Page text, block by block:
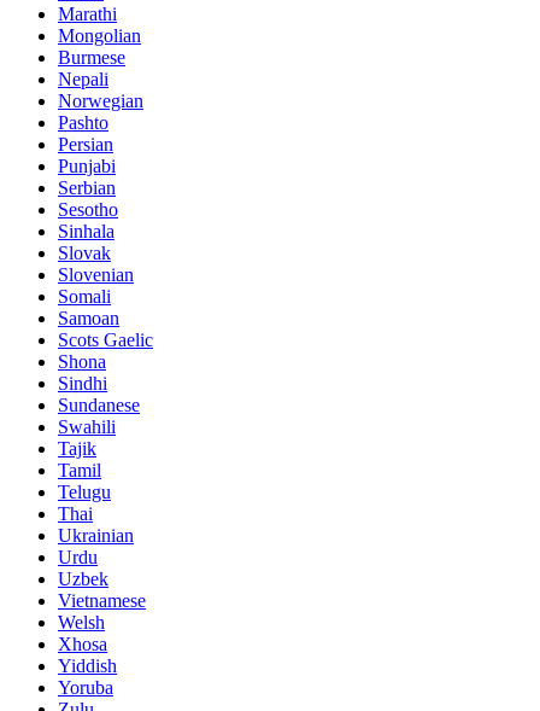
Marathi
Mongolian
Burmese
Nepali
Norwegian
Pashto
Persian
Punjabi
Serbian
Sesotho
Sinhala
Slovak
Slovenian
Somali
Samoan
Scots Gaelic
Shona
Sindhi
Sundanese
Swahili
Tajik
Tamil
Telugu
Thai
Ukrainian
Urdu
Uzbek
Vietnamese
Welsh
Xhosa
Yiddish
Yoruba